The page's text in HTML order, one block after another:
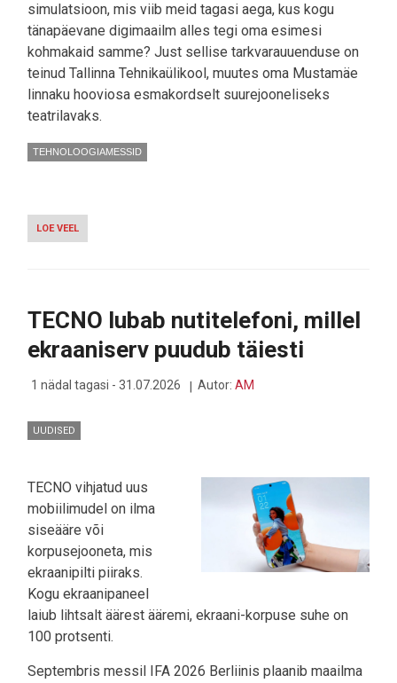
simulatsioon, mis viib meid tagasi aega, kus kogu
tänapäevane digimaailm alles tegi oma esimesi
kohmakaid samme? Just sellise tarkvarauuenduse on
teinud Tallinna Tehnikaülikool, muutes oma Mustamäe
linnaku hooviosa esmakordselt suurejooneliseks
teatrilavaks.
TEHNOLOOGIAMESSID
LOE VEEL
ARVUTID,
TALTECHI
KÄIVITAB
AJARÄNNAKU-
EMULAATORI
TECNO lubab nutitelefoni, millel
ekraaniserv puudub täiesti
1 nädal tagasi - 31.07.2026 Autor: AM
UUDISED
TECNO vihjatud uus
mobiilimudel on ilma
siseääre või
korpusejooneta, mis
ekraanipilti piiraks.
Kogu ekraanipaneel
laiub lihtsalt äärest ääremi, ekraani-korpuse suhe on
100 protsenti.
Septembris messil IFA 2026 Berliinis plaanib maailma